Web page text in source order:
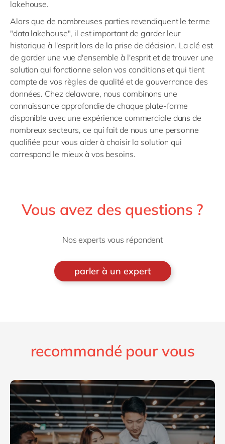
lakehouse.
Alors que de nombreuses parties revendiquent le terme
"data lakehouse", il est important de garder leur
historique à l'esprit lors de la prise de décision. La clé est
de garder une vue d'ensemble à l'esprit et de trouver une
solution qui fonctionne selon vos conditions et qui tient
compte de vos règles de qualité et de gouvernance des
données. Chez delaware, nous combinons une
connaissance approfondie de chaque plate-forme
disponible avec une expérience commerciale dans de
nombreux secteurs, ce qui fait de nous une personne
qualifiée pour vous aider à choisir la solution qui
correspond le mieux à vos besoins.
Vous avez des questions ?
Nos experts vous répondent
parler à un expert
recommandé pour vous